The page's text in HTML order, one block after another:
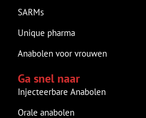
SARMs
Unique pharma
Anabolen voor vrouwen
Ga snel naar
Injecteerbare Anabolen
Orale anabolen